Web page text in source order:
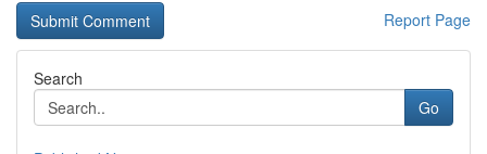
Report Page
Search
Go